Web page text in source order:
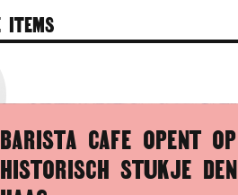
ITEMS
BARISTA CAFE OPENT OP
HISTORISCH STUKJE DEN